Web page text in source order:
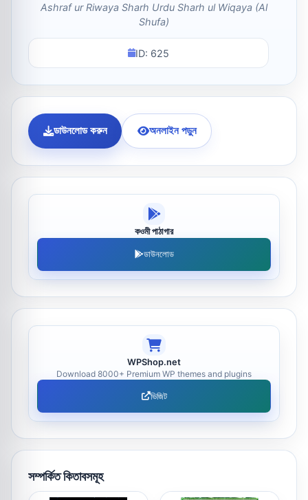
Ashraf ur Riwaya Sharh Urdu Sharh ul Wiqaya (Al
Shufa)
ID: 625
ডাউনলোড করুন অনলাইন পড়ুন
কওমী পাঠাগার
ডাউনলোড
WPShop.net
Download 8000+ Premium WP themes and plugins
ভিজিট
সম্পর্কিত কিতাবসমূহ